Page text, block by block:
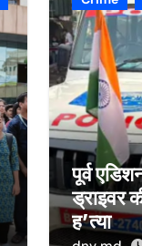
पूर्व
ड्राइवर
ह’त्या